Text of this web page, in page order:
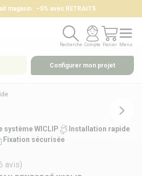
magasin : –5% avec RETRAIT5
Recherche
Recherche
Compte
Compte
Panier
Panier
Menu
Menu
Configurer mon projet
avis)
système WICLIP
Installation rapide
Fixation sécurisée